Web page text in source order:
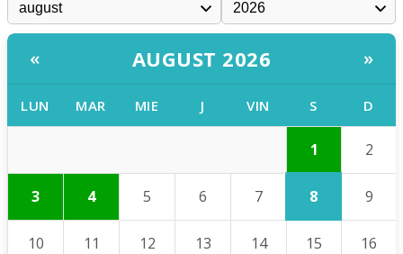
« AUGUST 2026 »
LUN MAR MIE J VIN S D
1 2
3 4 5 6 7 8 9
10 11 12 13 14 15 16